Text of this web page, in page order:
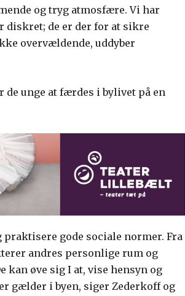
og tryg atmosfære. Vi har
diskret; de er der for at sikre
overvældende, uddyber
unge at færdes i bylivet på en
praktisere gode sociale normer. Fra
andres personlige rum og
øve sig I at, vise hensyn og
gælder i byen, siger Zederkoff og